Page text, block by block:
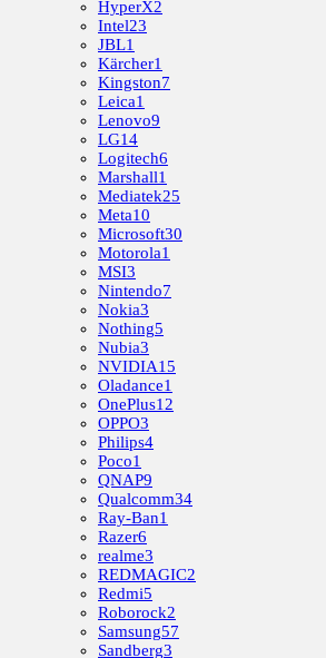
HyperX2
Intel23
JBL1
Kärcher1
Kingston7
Leica1
Lenovo9
LG14
Logitech6
Marshall1
Mediatek25
Meta10
Microsoft30
Motorola1
MSI3
Nintendo7
Nokia3
Nothing5
Nubia3
NVIDIA15
Oladance1
OnePlus12
OPPO3
Philips4
Poco1
QNAP9
Qualcomm34
Ray-Ban1
Razer6
realme3
REDMAGIC2
Redmi5
Roborock2
Samsung57
Sandberg3